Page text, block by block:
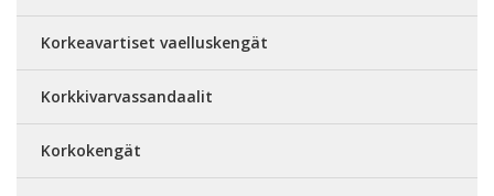
Korkeavartiset vaelluskengät
Korkkivarvassandaalit
Korkokengät